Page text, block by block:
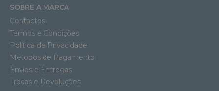
SOBRE A MARCA
Contactos
Termos e Condições
Política de Privacidade
Métodos de Pagamento
Envios e Entregas
Trocas e Devoluções